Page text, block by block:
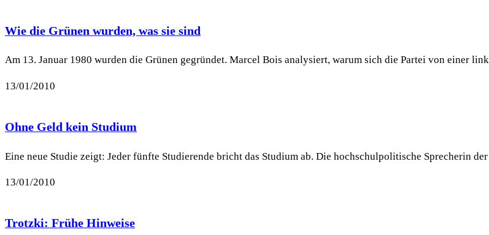
Wie die Grünen wurden, was sie sind
Am 13. Januar 1980 wurden die Grünen gegründet. Marcel Bois analysiert, warum sich die Partei von einer
13/01/2010
Ohne Geld kein Studium
Eine neue Studie zeigt: Jeder fünfte Studierende bricht das Studium ab. Die hochschulpolitische Sprecherin
13/01/2010
Trotzki: Frühe Hinweise